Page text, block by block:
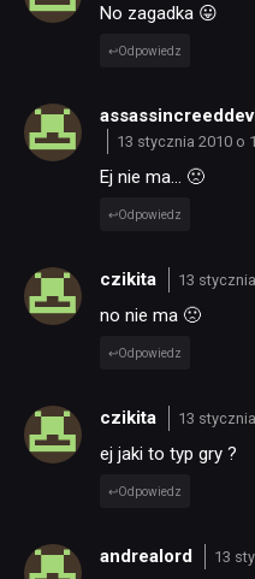
No zagadka 😛
Odpowiedz
13 stycznia 2010 o
Ej nie ma… 🙁
Odpowiedz
czikita 13
no nie ma 🙁
Odpowiedz
czikita 13
ej jaki to typ gry ?
Odpowiedz
andrealord 13